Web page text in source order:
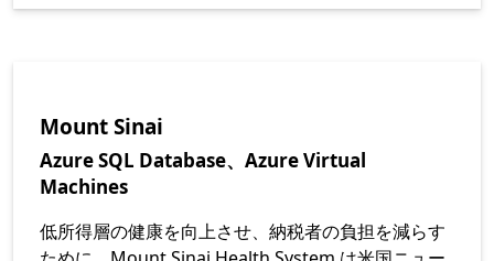
Mount Sinai
Azure SQL Database、Azure Virtual
Machines
低所得層の健康を向上させ、納税者の負担を減らす